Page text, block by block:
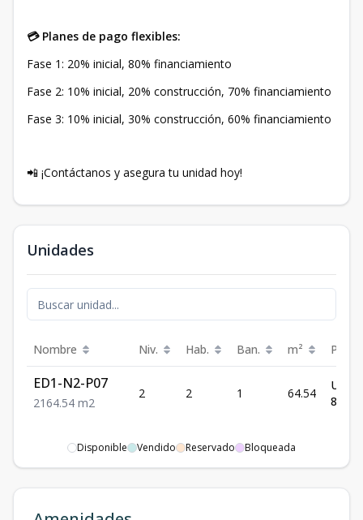
💳 Planes de pago flexibles:
Fase 1: 20% inicial, 80% financiamiento
Fase 2: 10% inicial, 20% construcción, 70% financiamiento
Fase 3: 10% inicial, 30% construcción, 60% financiamiento
📲 ¡Contáctanos y asegura tu unidad hoy!
Unidades
Nombre Niv. Hab. Ban. m² Precio
ED1-N2-P07
21 64.54 m2
2 2 1 64.54
US$
Disponible Vendido Reservado Bloqueada